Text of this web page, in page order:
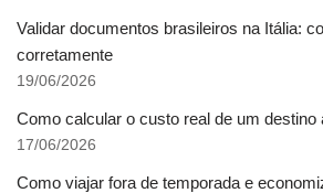
Validar documentos brasileiros na Itália:
corretamente
19/06/2026
Como calcular o custo real de um destino
17/06/2026
Como viajar fora de temporada e